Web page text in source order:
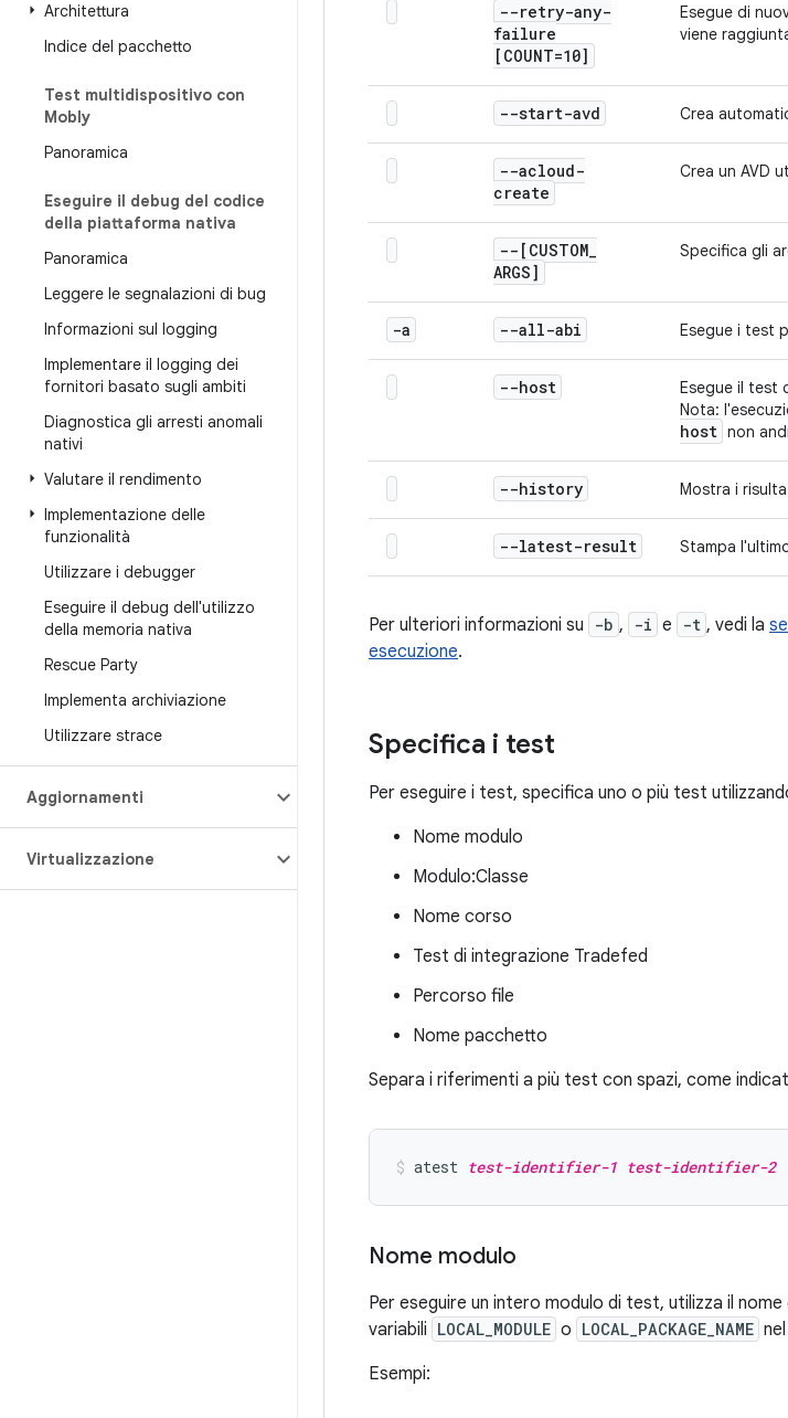
Architettura
Indice del pacchetto
Test multidispositivo con
Mobly
Panoramica
Eseguire il debug del codice
della piattaforma nativa
Panoramica
Leggere le segnalazioni di bug
Informazioni sul logging
Implementare il logging dei
fornitori basato sugli ambiti
Diagnostica gli arresti anomali
nativi
Valutare il rendimento
Implementazione delle
funzionalità
Utilizzare i debugger
Eseguire il debug dell'utilizzo
della memoria nativa
Rescue Party
Implementa archiviazione
Utilizzare strace
Aggiornamenti
Virtualizzazione
--retry-any-
failure
[COUNT=10]
Esegue di
viene
--start-avd Crea
--acloud-
create
Crea un AVD
--[CUSTOM_
ARGS]
Specifica gli
-a --all-abi Esegue i test
--host
Esegue il test
Nota:
host non
--history Mostra i
--latest-result Stampa
Per ulteriori informazioni su -b , -i e -t , vedi la
esecuzione.
Specifica i test
Per eseguire i test, specifica uno o più test
Nome modulo
Modulo:Classe
Nome corso
Test di integrazione Tradefed
Percorso file
Nome pacchetto
Separa i riferimenti a più test con spazi, come
atest test-identifier-1 test-identifier-2
Nome modulo
Per eseguire un intero modulo di test, utilizza il
variabili LOCAL_MODULE o LOCAL_PACKAGE_NAME
Esempi: